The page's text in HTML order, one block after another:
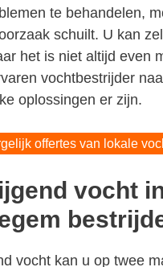
te behandelen,
schuilt. U kan
het is niet altijd even
vochtbestrijder
oplossingen er zijn.
offertes van lokale
vocht
vocht kan u op twee